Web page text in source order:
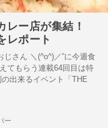
レー店が集結！
レポート
さん ＼(^o^)／”に今週食
てもらう連載64回目は特
出来るイベント「THE
ー